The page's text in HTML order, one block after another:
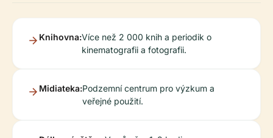
Knihovna:Více než 2 000 knih a periodik o
kinematografii a fotografii.
Midiateka:Podzemní centrum pro výzkum a
veřejné použití.